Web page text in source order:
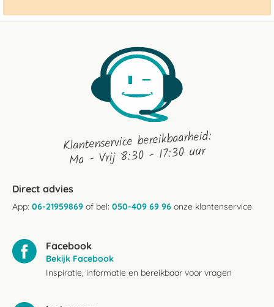
Klantenservice bereikbaarheid:
Ma - Vrij 8:30 - 17:30 uur
Direct advies
App: 06-21959869 of bel: 050-409 69 96 onze klantenservice
Facebook
Bekijk Facebook
Inspiratie, informatie en bereikbaar voor vragen